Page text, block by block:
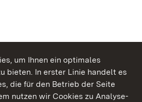
um Ihnen ein optimales
bieten. In erster Linie handelt es
die für den Betrieb der Seite
nutzen wir Cookies zu Analyse-
Genießen.